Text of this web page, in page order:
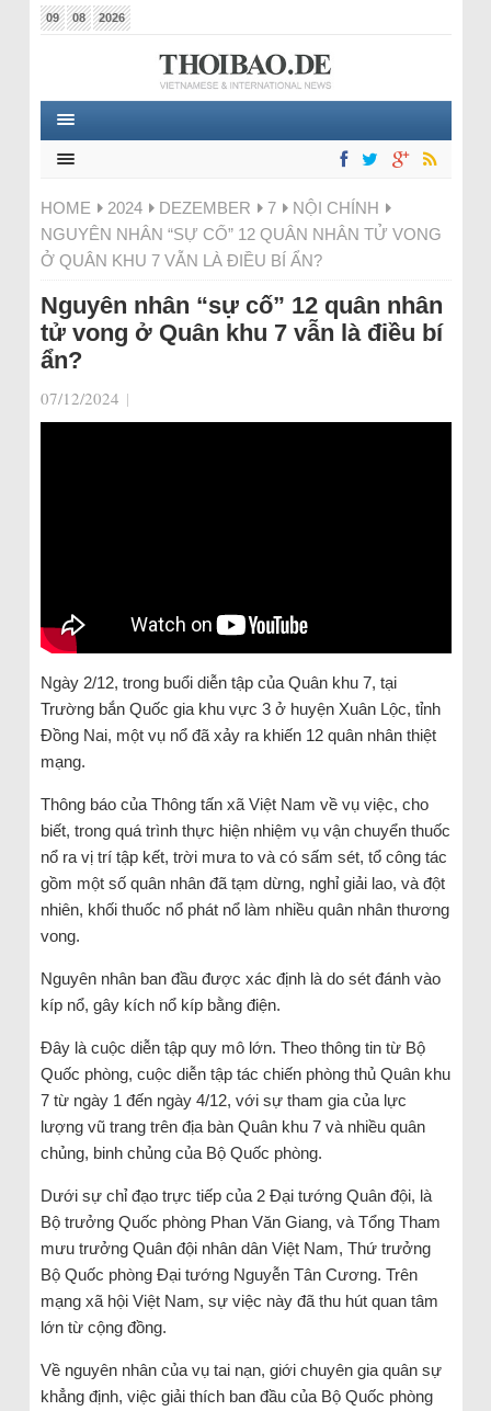
09 08 2026
HOME 2024 DEZEMBER 7
NỘI CHÍNH
NGUYÊN NHÂN “SỰ CỐ” 12 QUÂN NHÂN TỬ VONG
Ở QUÂN KHU 7 VẪN LÀ ĐIỀU BÍ ẨN?
Nguyên nhân “sự cố” 12 quân nhân
tử vong ở Quân khu 7 vẫn là điều bí
ẩn?
07/12/2024 |
Ngày 2/12, trong buổi diễn tập của Quân khu 7, tại
Trường bắn Quốc gia khu vực 3 ở huyện Xuân Lộc, tỉnh
Đồng Nai, một vụ nổ đã xảy ra khiến 12 quân nhân thiệt
mạng.
Thông báo của Thông tấn xã Việt Nam về vụ việc, cho
biết, trong quá trình thực hiện nhiệm vụ vận chuyển thuốc
nổ ra vị trí tập kết, trời mưa to và có sấm sét, tổ công tác
gồm một số quân nhân đã tạm dừng, nghỉ giải lao, và đột
nhiên, khối thuốc nổ phát nổ làm nhiều quân nhân thương
vong.
Nguyên nhân ban đầu được xác định là do sét đánh vào
kíp nổ, gây kích nổ kíp bằng điện.
Đây là cuộc diễn tập quy mô lớn. Theo thông tin từ Bộ
Quốc phòng, cuộc diễn tập tác chiến phòng thủ Quân khu
7 từ ngày 1 đến ngày 4/12, với sự tham gia của lực
lượng vũ trang trên địa bàn Quân khu 7 và nhiều quân
chủng, binh chủng của Bộ Quốc phòng.
Dưới sự chỉ đạo trực tiếp của 2 Đại tướng Quân đội, là
Bộ trưởng Quốc phòng Phan Văn Giang, và Tổng Tham
mưu trưởng Quân đội nhân dân Việt Nam, Thứ trưởng
Bộ Quốc phòng Đại tướng Nguyễn Tân Cương. Trên
mạng xã hội Việt Nam, sự việc này đã thu hút quan tâm
lớn từ cộng đồng.
Về nguyên nhân của vụ tai nạn, giới chuyên gia quân sự
khẳng định, việc giải thích ban đầu của Bộ Quốc phòng